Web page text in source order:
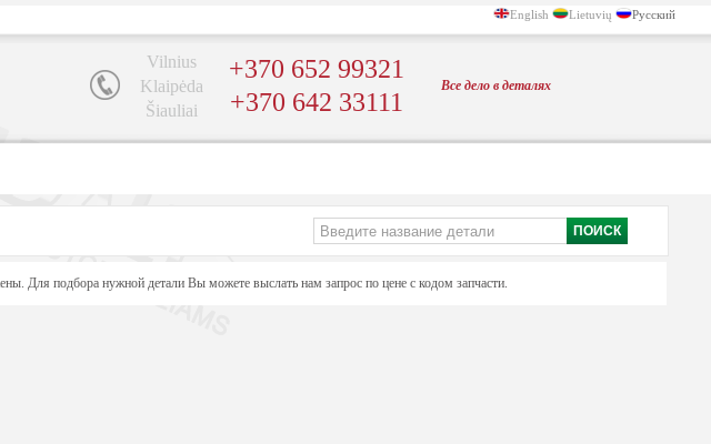
English Lietuvių Русский
Vilnius
Klaipėda
Šiauliai
+370 652 99321
+370 642 33111
Bсе дело в деталях
Для подбора нужной детали Вы можете выслать нам запрос по цене с кодом запчасти.